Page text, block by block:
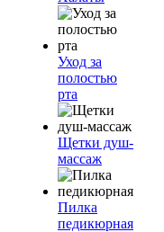
Уход за
полостью
рта
Щетки душ-
массаж
Пилка
педикюрная